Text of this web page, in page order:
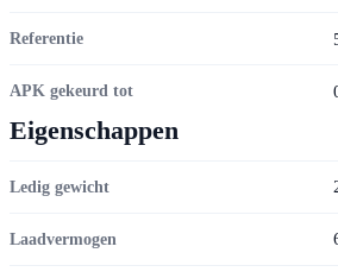
Referentie
APK gekeurd tot
Eigenschappen
Ledig gewicht
Laadvermogen